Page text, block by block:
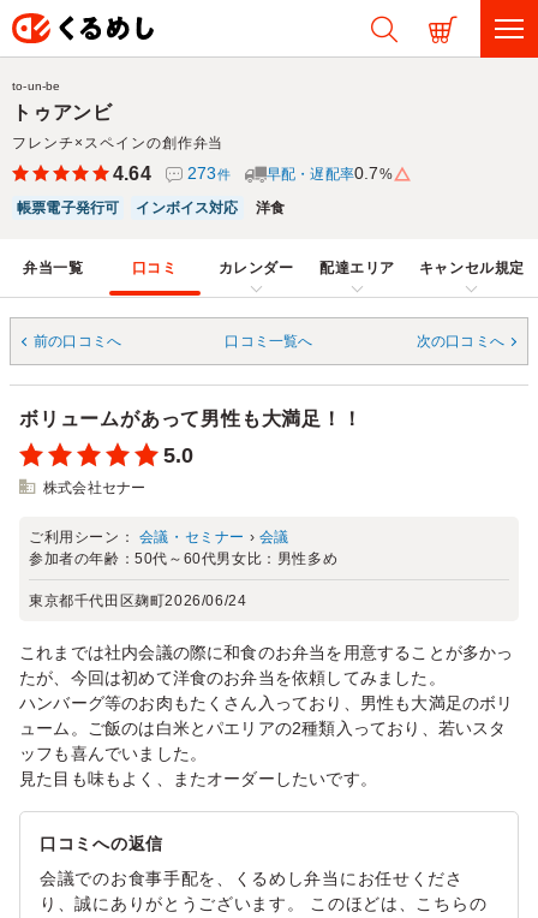
トゥアンビ
フレンチ×スペインの創作弁当
to-un-be
4.64 273件 早配・遅配率0.7%
帳票電子発行可
インボイス対応 洋食
弁当一覧 口コミ カレンダー 配達エリア キャンセル規定
前の口コミへ 口コミ一覧へ 次の口コミへ
ボリュームがあって男性も大満足！！
5.0
株式会社セナー
ご利用シーン： 会議・セミナー › 会議
参加者の年齢：50代～60代男女比： 男性多め
東京都千代田区麹町2026/06/24
これまでは社内会議の際に和食のお弁当を用意することが多かっ
たが、今回は初めて洋食のお弁当を依頼してみました。
ハンバーグ等のお肉もたくさん入っており、男性も大満足のボリ
ューム。ご飯のは白米とパエリアの2種類入っており、若いスタ
ッフも喜んでいました。
見た目も味もよく、またオーダーしたいです。
口コミへの返信
会議でのお食事手配を、くるめし弁当にお任せくださ
り、誠にありがとうございます。 このほどは、こちらの